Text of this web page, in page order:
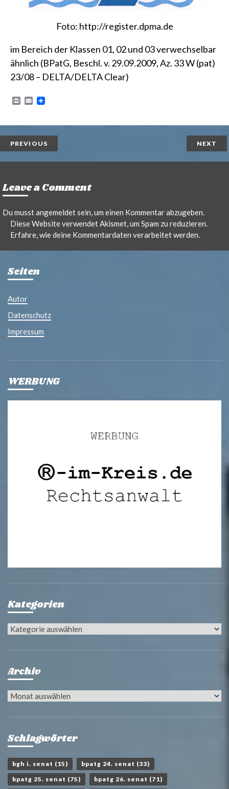
Foto: http://register.dpma.de
im Bereich der Klassen 01, 02 und 03 verwechselbar
ähnlich (BPatG, Beschl. v. 29.09.2009, Az. 33 W (pat)
23/08 – DELTA/DELTA Clear)
P
n
t
E
i
l
PREVIOUS NEXT
Leave a Comment
Du musstangemeldetsein, um einen Kommentar abzugeben.
Diese Website verwendet Akismet, um Spam zu reduzieren.
Erfahre, wie deine Kommentardaten verarbeitet werden.
Seiten
Autor
Datenschutz
Impressum
WERBUNG
Kategorien
Kategorien
Archiv
Archiv
Schlagwörter
bgh i. senat (15) bpatg 24. senat (33)
bpatg 25. senat (75) bpatg 26. senat (71)